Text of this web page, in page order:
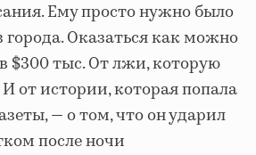
Ему просто нужно было
города. Оказаться как можно
$300 тыс. От лжи, которую
от истории, которая попала
— о том, что он ударил
после ночи